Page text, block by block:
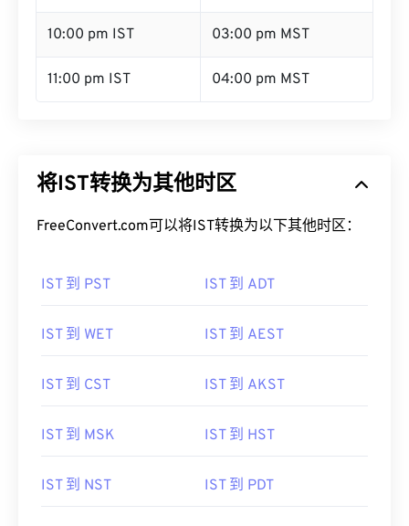
10:00 pm IST 03:00 pm MST
11:00 pm IST 04:00 pm MST
将IST转换为其他时区
FreeConvert.com可以将IST转换为以下其他时区：
IST 到 PST IST 到 ADT
IST 到 WET IST 到 AEST
IST 到 CST IST 到 AKST
IST 到 MSK IST 到 HST
IST 到 NST IST 到 PDT